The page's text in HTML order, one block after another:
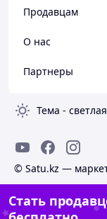
Продавцам
О нас
Партнеры
Тема - светлая
© Satu.kz —
Стать